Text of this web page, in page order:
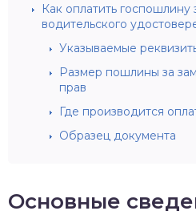
Как оплатить госпошлину
водительского
Указываемые
Размер пошлины за
прав
Где производится
Образец документа
Основные